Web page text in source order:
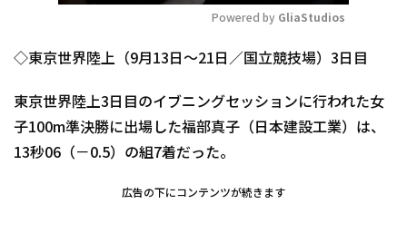
Mute
Powered by GliaStudios
◇東京世界陸上（9月13日～21日／国立競技場）3日目
東京世界陸上3日目のイブニングセッションに行われた女
子100m準決勝に出場した福部真子（日本建設工業）は、
13秒06（－0.5）の組7着だった。
広告の下にコンテンツが続きます